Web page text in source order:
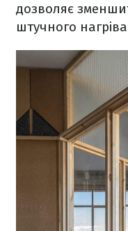
дозволяє
штучного